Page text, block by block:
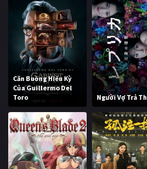
Căn Buồng Hiếu Kỳ
Của Guillermo Del
Toro
Người Vợ Trả